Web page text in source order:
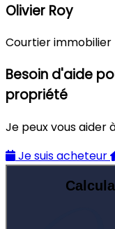
Olivier Roy
Courtier immobilier
Besoin d'aide
propriété
Je peux vous aider
Je suis acheteur